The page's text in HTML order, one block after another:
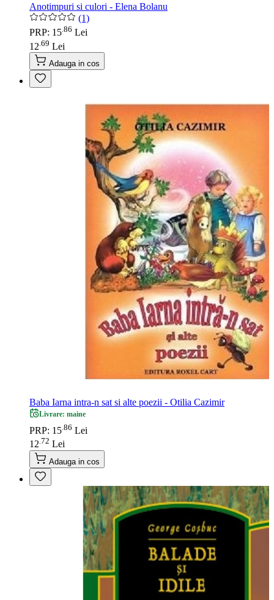
Anotimpuri si culori - Elena Bolanu
(1)
PRP: 15.86 Lei
12 69 Lei
Adauga in cos
Baba Iarna intra-n sat si alte poezii - Otilia Cazimir
Livrare: maine
PRP: 15 86 Lei
12.72 Lei
Adauga in cos